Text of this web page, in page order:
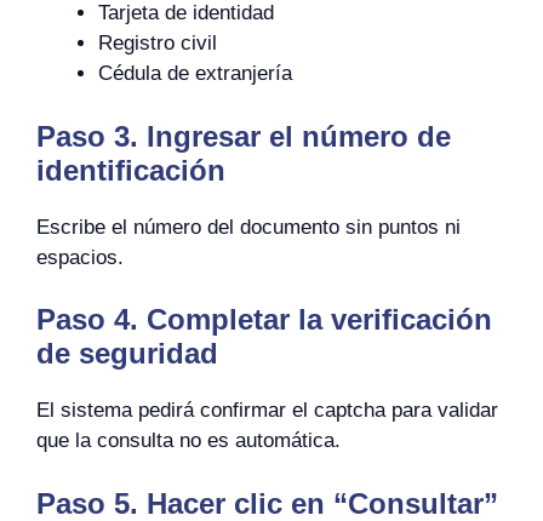
Tarjeta de identidad
Registro civil
Cédula de extranjería
Paso 3. Ingresar el número de
identificación
Escribe el número del documento sin puntos ni
espacios.
Paso 4. Completar la verificación
de seguridad
El sistema pedirá confirmar el captcha para validar
que la consulta no es automática.
Paso 5. Hacer clic en “Consultar”